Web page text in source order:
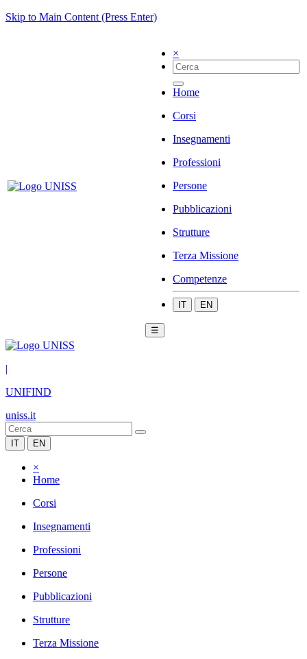
Skip to Main Content (Press Enter)
×
Home
Corsi
Insegnamenti
Professioni
Persone
Pubblicazioni
Strutture
Terza Missione
Competenze
IT EN
☰
|
UNIFIND
uniss.it
IT EN
×
Home
Corsi
Insegnamenti
Professioni
Persone
Pubblicazioni
Strutture
Terza Missione